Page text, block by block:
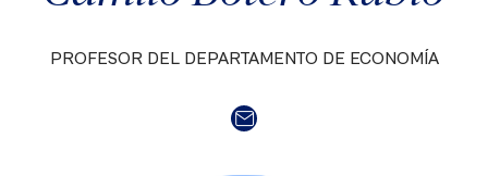
PROFESOR DEL DEPARTAMENTO DE ECONOMÍA